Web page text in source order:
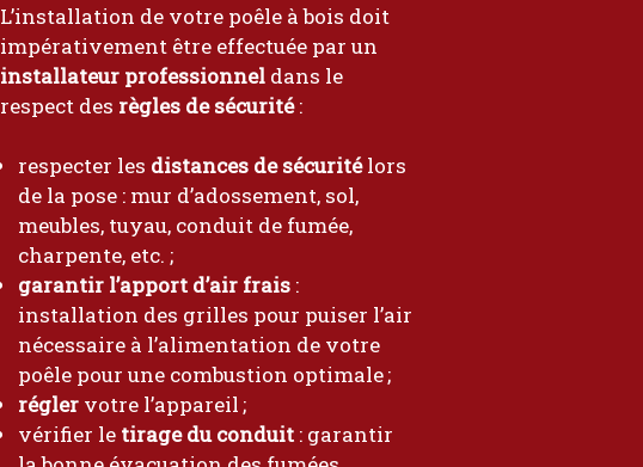
L’installation de votre poêle à bois doit
impérativement être effectuée par un
installateur professionnel dans le
respect des règles de sécurité:
respecter les distances de sécuritélors
de la pose : mur d’adossement, sol,
meubles, tuyau, conduit de fumée,
charpente, etc. ;
garantir l’apport d’air frais :
installation des grilles pour puiser l’air
nécessaire à l’alimentation de votre
poêle pour une combustion optimale ;
régler votre l’appareil ;
vérifier le tirage du conduit : garantir